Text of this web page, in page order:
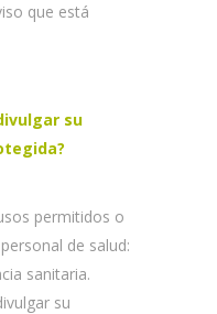
que está
su
permitidos o
de salud:
sanitaria.
su